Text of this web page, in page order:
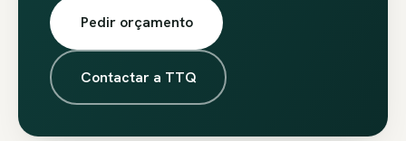
Pedir orçamento
Contactar a TTQ